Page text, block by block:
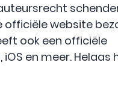
officiële website
ook een officiële
en meer. Helaas